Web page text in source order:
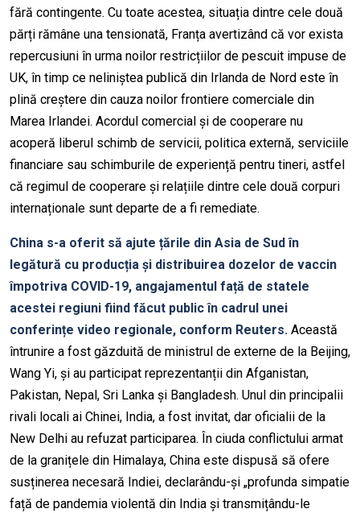
fără contingente. Cu toate acestea, situația dintre cele două
părți rămâne una tensionată, Franța avertizând că vor exista
repercusiuni în urma noilor restricțiilor de pescuit impuse de
UK, în timp ce neliniștea publică din Irlanda de Nord este în
plină creștere din cauza noilor frontiere comerciale din
Marea Irlandei. Acordul comercial și de cooperare nu
acoperă liberul schimb de servicii, politica externă, serviciile
financiare sau schimburile de experiență pentru tineri, astfel
că regimul de cooperare și relațiile dintre cele două corpuri
internaționale sunt departe de a fi remediate.
China s-a oferit să ajute țările din Asia de Sud în
legătură cu producția și distribuirea dozelor de vaccin
împotriva COVID-19, angajamentul față de statele
acestei regiuni fiind făcut public în cadrul unei
conferințe video regionale, conform Reuters. Această
întrunire a fost găzduită de ministrul de externe de la Beijing,
Wang Yi, și au participat reprezentanții din Afganistan,
Pakistan, Nepal, Sri Lanka și Bangladesh. Unul din principalii
rivali locali ai Chinei, India, a fost invitat, dar oficialii de la
New Delhi au refuzat participarea. În ciuda conflictului armat
de la granițele din Himalaya, China este dispusă să ofere
susținerea necesară Indiei, declarându-și „profunda simpatie
față de pandemia violentă din India și transmițându-le